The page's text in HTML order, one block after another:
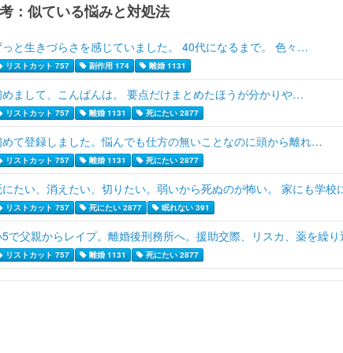
：似ている悩みと対処法
っと生きづらさを感じていました。 40代になるまで。 色々…
リストカット 757 副作用 174 離婚 1131
めまして、こんばんは。 要点だけまとめたほうが分かりや…
リストカット 757 離婚 1131 死にたい 2877
めて登録しました。悩んでも仕方の無いことなのに頭から離れ…
リストカット 757 離婚 1131 死にたい 2877
たい、消えたい、切りたい。弱いから死ぬのが怖い。 家にも学校
リストカット 757 死にたい 2877 眠れない 391
で父親からレイプ。離婚後刑務所へ。援助交際、リスカ、薬を繰り
リストカット 757 離婚 1131 死にたい 2877